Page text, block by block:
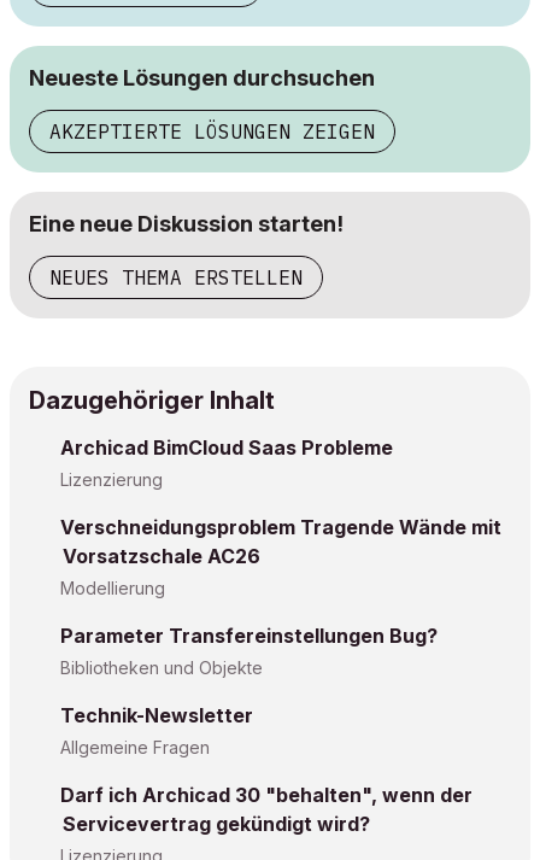
Neueste Lösungen durchsuchen
AKZEPTIERTE LÖSUNGEN ZEIGEN
Eine neue Diskussion starten!
NEUES THEMA ERSTELLEN
Dazugehöriger Inhalt
Archicad BimCloud Saas Probleme
Lizenzierung
Verschneidungsproblem Tragende Wände mit
Vorsatzschale AC26
Modellierung
Parameter Transfereinstellungen Bug?
Bibliotheken und Objekte
Technik-Newsletter
Allgemeine Fragen
Darf ich Archicad 30 "behalten", wenn der
Servicevertrag gekündigt wird?